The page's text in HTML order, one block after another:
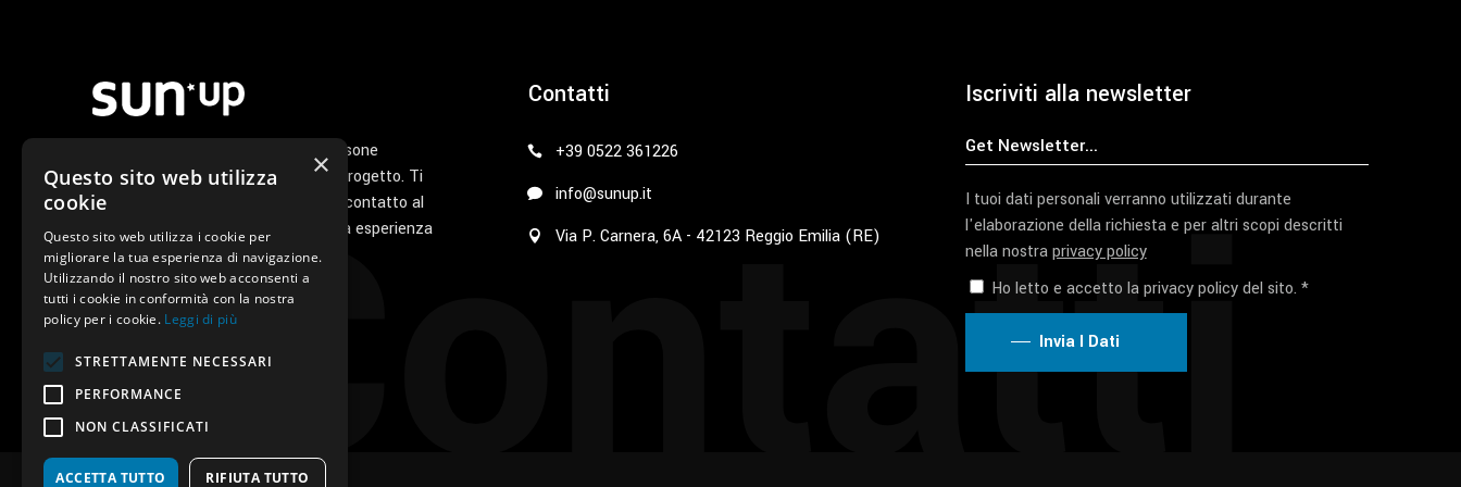
Contatti
Noi di Sunup siamo un gruppo di persone
appassionate che ha a cuore il tuo progetto. Ti
seguiamo personalmente dal primo contatto al
servizio di post vendita perché la tua esperienza
con noi sia unica e speciale.
Contatti
+39 0522 361226
info@sunup.it
Via P. Carnera, 6A - 42123 Reggio Emilia (RE)
Iscriviti alla newsletter
I tuoi dati personali verranno utilizzati durante
l'elaborazione della richiesta e per altri scopi descritti
nella nostraprivacy policy
Ho letto e accetto la privacy policy del sito. *
Invia I Dati
×
Questo sito web utilizza
cookie
Questo sito web utilizza i cookie per
migliorare la tua esperienza di navigazione.
Utilizzando il nostro sito web acconsenti a
tutti i cookie in conformità con la nostra
policy per i cookie. Leggi di più
STRETTAMENTE NECESSARI
PERFORMANCE
NON CLASSIFICATI
ACCETTA TUTTO RIFIUTA TUTTO